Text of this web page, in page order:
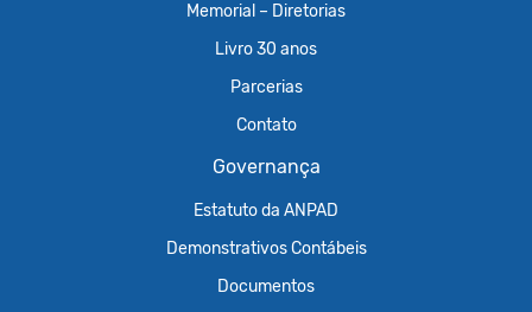
Memorial – Diretorias
Livro 30 anos
Parcerias
Contato
Governança
Estatuto da ANPAD
Demonstrativos Contábeis
Documentos